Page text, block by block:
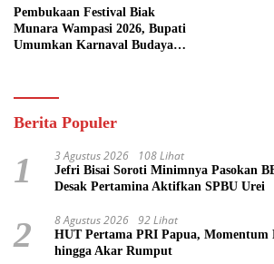
Pembukaan Festival Biak
Munara Wampasi 2026, Bupati
Umumkan Karnaval Budaya
Berita Populer
1 3 Agustus 2026 108 Lihat
Jefri Bisai Soroti Minimnya Pasokan
Desak Pertamina Aktifkan SPBU Urei
2 8 Agustus 2026 92 Lihat
HUT Pertama PRI Papua,
hingga Akar Rumput